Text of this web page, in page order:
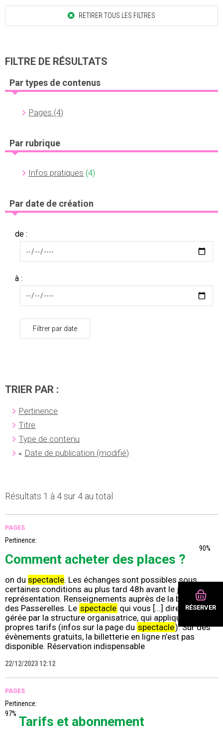
RÉSERVER
RETIRER TOUS LES FILTRES
FILTRE DE RÉSULTATS
Par types de contenus
Pages (4)
Par rubrique
Infos pratiques (4)
Par date de création
de :
à :
Filtrer par date
TRIER PAR :
Pertinence
Titre
Type de contenu
Date de publication (modifié)
Résultats 1 à 4 sur 4 au total
PAGES
Pertinence:
90%
Comment acheter des places ?
on du spectacle. Les échanges sont possibles sous
certaines conditions au plus tard 48h avant le jour de la
représentation. Renseignements auprès de la billetterie
des Passerelles. Le spectacle qui vous [...] directement
gérée par la structure organisatrice, qui applique ses
propres tarifs (infos sur la page du spectacle). Sur des
évènements gratuits, la billetterie en ligne n’est pas
disponible. Réservation indispensable
22/12/2023 12:12
PAGES
Pertinence:
97%
Tarifs et abonnement